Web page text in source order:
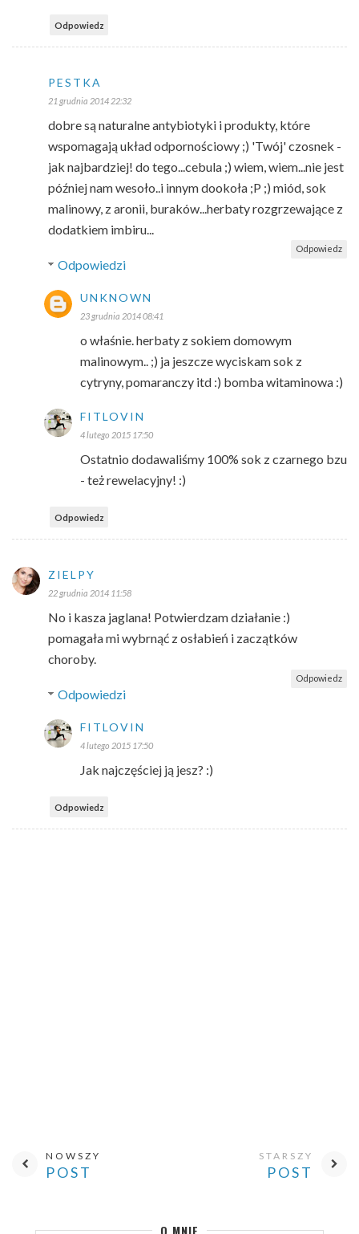
Odpowiedz
PESTKA
21 grudnia 2014 22:32
dobre są naturalne antybiotyki i produkty, które
wspomagają układ odpornościowy ;) 'Twój' czosnek -
jak najbardziej! do tego...cebula ;) wiem, wiem...nie jest
później nam wesoło..i innym dookoła ;P ;) miód, sok
malinowy, z aronii, buraków...herbaty rozgrzewające z
dodatkiem imbiru...
Odpowiedz
Odpowiedzi
UNKNOWN
23 grudnia 2014 08:41
o właśnie. herbaty z sokiem domowym
malinowym.. ;) ja jeszcze wyciskam sok z
cytryny, pomaranczy itd :) bomba witaminowa :)
FITLOVIN
4 lutego 2015 17:50
Ostatnio dodawaliśmy 100% sok z czarnego bzu
- też rewelacyjny! :)
Odpowiedz
ZIELPY
22 grudnia 2014 11:58
No i kasza jaglana! Potwierdzam działanie :)
pomagała mi wybrnąć z osłabień i zaczątków
choroby.
Odpowiedz
Odpowiedzi
FITLOVIN
4 lutego 2015 17:50
Jak najczęściej ją jesz? :)
Odpowiedz
NOWSZY
POST
STARSZY
POST